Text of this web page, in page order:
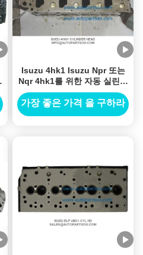
Isuzu 4hk1 Isuzu Npr 또는
Nqr 4hk1를 위한 자동 실린더
해드 실린더 해드
가장 좋은 가격 을 구하라